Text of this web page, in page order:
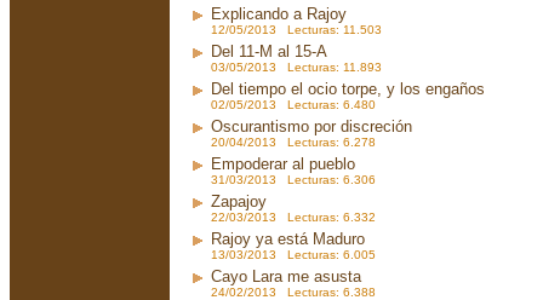
Explicando a Rajoy
12/05/2013 Lecturas: 11.503
Del 11-M al 15-A
03/05/2013 Lecturas: 11.893
Del tiempo el ocio torpe, y los engaños
02/05/2013 Lecturas: 6.480
Oscurantismo por discreción
20/04/2013 Lecturas: 6.278
Empoderar al pueblo
31/03/2013 Lecturas: 6.306
Zapajoy
22/03/2013 Lecturas: 6.332
Rajoy ya está Maduro
13/03/2013 Lecturas: 6.005
Cayo Lara me asusta
24/02/2013 Lecturas: 6.388